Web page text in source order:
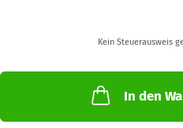
Kein Steuerausweis
In den